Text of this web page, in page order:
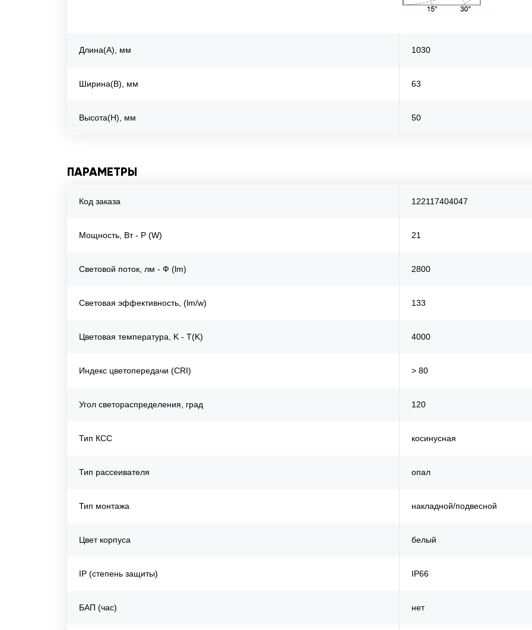
Длина(A), мм 1030
Ширина(B), мм 63
Высота(H), мм 50
ПАРАМЕТРЫ
Код заказа 122117404047
Мощность, Вт - P (W) 21
Световой поток, лм - Ф (lm) 2800
Световая эффективность, (lm/w) 133
Цветовая температура, K - T(K) 4000
Индекс цветопередачи (CRI) > 80
Угол светораспределения, град 120
Тип КСС косинусная
Тип рассеивателя опал
Тип монтажа накладной/подвесной
Цвет корпуса белый
IP (степень защиты) IP66
БАП (час) нет